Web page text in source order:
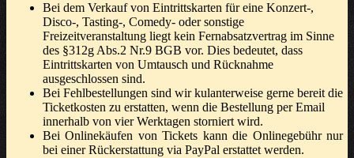
Bei dem Verkauf von Eintrittskarten für eine Konzert-,
Disco-, Tasting-, Comedy- oder sonstige
Freizeitveranstaltung liegt kein Fernabsatzvertrag im Sinne
des §312g Abs.2 Nr.9 BGB vor. Dies bedeutet, dass
Eintrittskarten von Umtausch und Rücknahme
ausgeschlossen sind.
Bei Fehlbestellungen sind wir kulanterweise gerne bereit die
Ticketkosten zu erstatten, wenn die Bestellung per Email
innerhalb von vier Werktagen storniert wird.
Bei Onlinekäufen von Tickets kann die Onlinegebühr nur
bei einer Rückerstattung via PayPal erstattet werden.